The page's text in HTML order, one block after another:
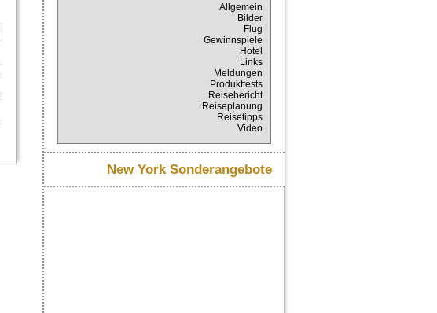
Allgemein
Bilder
Flug
Gewinnspiele
Hotel
Links
Meldungen
Produkttests
Reisebericht
Reiseplanung
Reisetipps
Video
New York Sonderangebote